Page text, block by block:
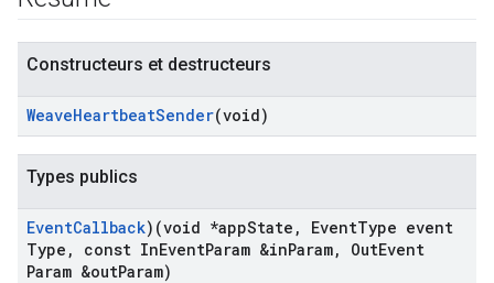
Constructeurs et destructeurs
WeaveHeartbeatSender(void)
Types publics
EventCallback)(void *appState , EventType event
Type , const InEventParam &inParam, OutEvent
Param &outParam)